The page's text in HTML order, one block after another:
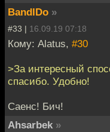
BandIDo »
#33 | 16.09.19 07:18
Кому: Alatus, #30
>За интересный
спасибо. Удобно!
Саенс! Бич!
Ahsarbek »